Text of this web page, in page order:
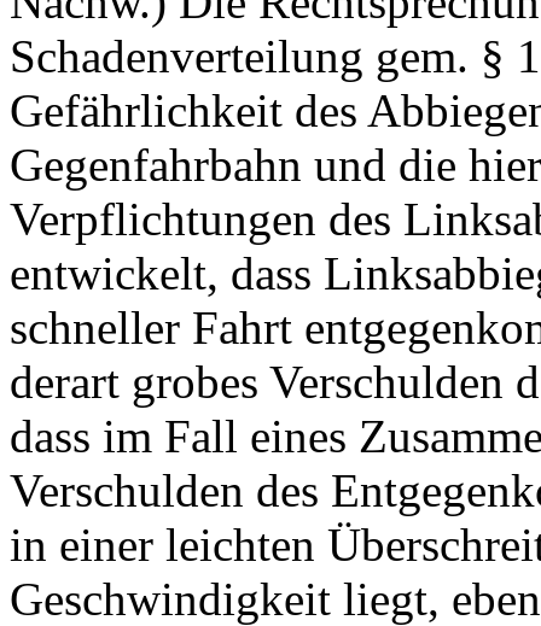
Schadenverteilung gem.
Gefährlichkeit des
Gegenfahrbahn und die
Verpflichtungen des
entwickelt, dass
schneller Fahrt
derart grobes Verschulden
dass im Fall eines
Verschulden des
in einer leichten
Geschwindigkeit liegt,